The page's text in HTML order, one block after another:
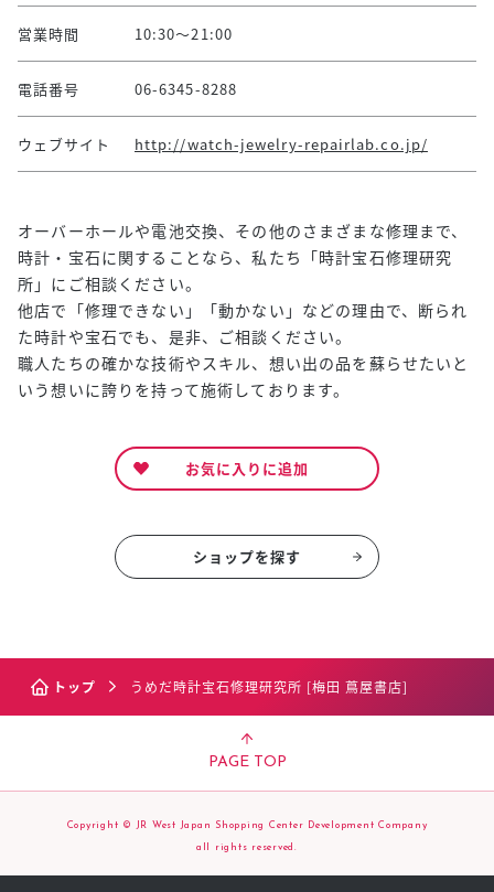
営業時間 10:30～21:00
電話番号 06-6345-8288
ウェブサイト http://watch-jewelry-repairlab.co.jp/
オーバーホールや電池交換、その他のさまざまな修理まで、
時計・宝石に関することなら、私たち「時計宝石修理研究
所」にご相談ください。
他店で「修理できない」「動かない」などの理由で、断られ
た時計や宝石でも、是非、ご相談ください。
職人たちの確かな技術やスキル、想い出の品を蘇らせたいと
いう想いに誇りを持って施術しております。
お気に入りに追加
ショップを探す
トップ うめだ時計宝石修理研究所 [梅田 蔦屋書店]
PAGE TOP
Copyright © JR West Japan Shopping Center Development Company
all rights reserved.